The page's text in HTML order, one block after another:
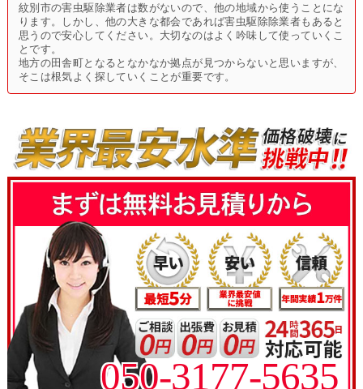
紋別市の害虫駆除業者は数がないので、他の地域から使うことにな
ります。しかし、他の大きな都会であれば害虫駆除除業者もあると
思うので安心してください。大切なのはよく吟味して使っていくこ
とです。
地方の田舎町となるとなかなか拠点が見つからないと思いますが、
そこは根気よく探していくことが重要です。
050-3177-5635